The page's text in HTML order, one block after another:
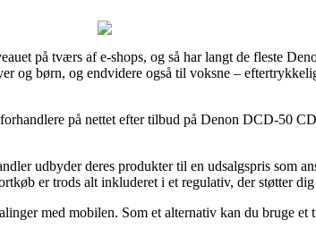
på tværs af e-shops, og så har langt de fleste
og børn, og endvidere også til voksne –
på nettet efter tilbud på Denon DCD-50
udbyder deres produkter til en udsalgspris som
er trods alt inkluderet i et regulativ, der støtter
med mobilen. Som et alternativ kan du bruge